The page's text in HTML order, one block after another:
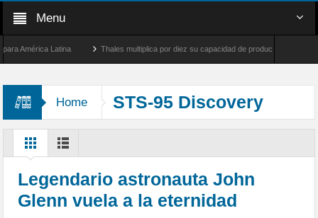
Menu
Latina Thales multiplica por diez su capacidad de producción de radares
Home STS-95 Discovery
Legendario astronauta John
Glenn vuela a la eternidad